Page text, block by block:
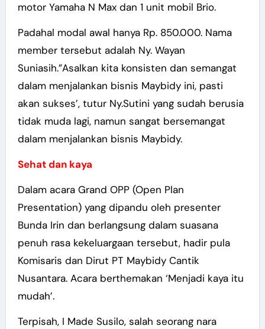
motor Yamaha N Max dan 1 unit mobil Brio.
Padahal modal awal hanya Rp. 850.000. Nama
member tersebut adalah Ny. Wayan
Suniasih.”Asalkan kita konsisten dan semangat
dalam menjalankan bisnis Maybidy ini, pasti
akan sukses’, tutur Ny.Sutini yang sudah berusia
tidak muda lagi, namun sangat bersemangat
dalam menjalankan bisnis Maybidy.
Sehat dan kaya
Dalam acara Grand OPP (Open Plan
Presentation) yang dipandu oleh presenter
Bunda Irin dan berlangsung dalam suasana
penuh rasa kekeluargaan tersebut, hadir pula
Komisaris dan Dirut PT Maybidy Cantik
Nusantara. Acara berthemakan ‘Menjadi kaya itu
mudah’.
Terpisah, I Made Susilo, salah seorang nara